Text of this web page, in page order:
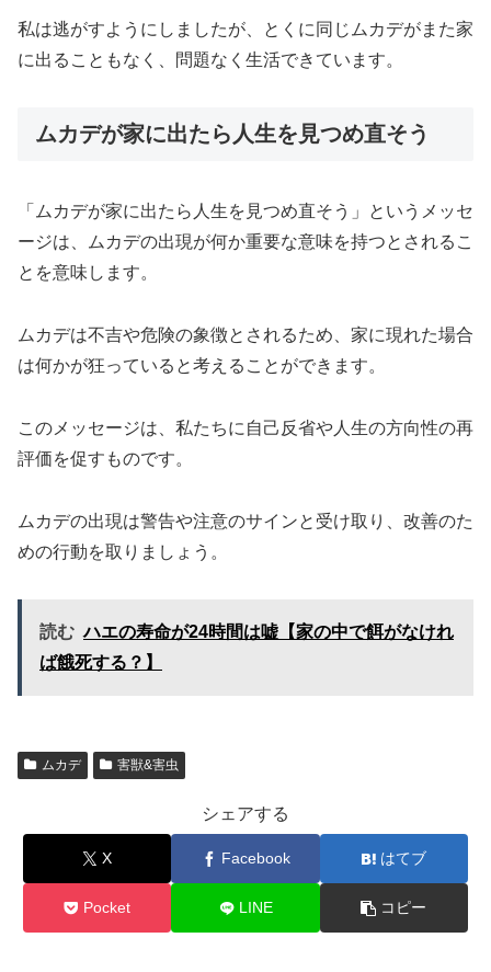
私は逃がすようにしましたが、とくに同じムカデがまた家
に出ることもなく、問題なく生活できています。
ムカデが家に出たら人生を見つめ直そう
「ムカデが家に出たら人生を見つめ直そう」というメッセ
ージは、 ムカデの出現が何か重要な意味を持つとされるこ
とを意味します。
ムカデは不吉や危険の象徴とされるため、家に現れた場合
は何かが狂っていると考えることができます。
このメッセージは、私たちに自己反省や人生の方向性の再
評価を促すものです。
ムカデの出現は警告や注意のサインと受け取り、改善のた
めの行動を取りましょう。
読む ハエの寿命が24時間は嘘【家の中で餌がなけれ
ば餓死する？】
ムカデ 害獣&害虫
シェアする
X Facebook はてブ
Pocket LINE コピー